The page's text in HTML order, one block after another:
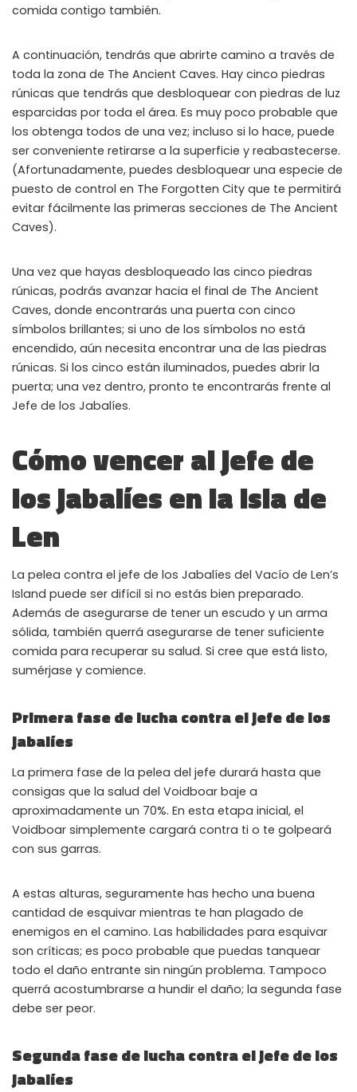
Steam Games Giveaways
Zero Ads • Zero Spam
No promotions, no junk — just pure gaming content
Instant Telegram Delivery
Everything arrives directly — faster than websites or email
Members-Only Content
Exclusive guides & secrets never published anywhere else
Global Community
Join gamers worldwide and get real-time alerts
comida contigo también.
A continuación, tendrás que abrirte camino a través de
toda la zona de The Ancient Caves. Hay cinco piedras
rúnicas que tendrás que desbloquear con piedras de luz
esparcidas por toda el área. Es muy poco probable que
los obtenga todos de una vez; incluso si lo hace, puede
ser conveniente retirarse a la superficie y reabastecerse.
(Afortunadamente, puedes desbloquear una especie de
puesto de control en The Forgotten City que te permitirá
evitar fácilmente las primeras secciones de The Ancient
Caves).
Una vez que hayas desbloqueado las cinco piedras
rúnicas, podrás avanzar hacia el final de The Ancient
Caves, donde encontrarás una puerta con cinco
símbolos brillantes; si uno de los símbolos no está
encendido, aún necesita encontrar una de las piedras
rúnicas. Si los cinco están iluminados, puedes abrir la
puerta; una vez dentro, pronto te encontrarás frente al
Jefe de los Jabalíes.
Cómo vencer al jefe de
los jabalíes en la isla de
Len
La pelea contra el jefe de los Jabalíes del Vacío de Len’s
Island puede ser difícil si no estás bien preparado.
Además de asegurarse de tener un escudo y un arma
sólida, también querrá asegurarse de tener suficiente
comida para recuperar su salud. Si cree que está listo,
sumérjase y comience.
Primera fase de lucha contra el jefe de los
jabalíes
La primera fase de la pelea del jefe durará hasta que
consigas que la salud del Voidboar baje a
aproximadamente un 70%. En esta etapa inicial, el
Voidboar simplemente cargará contra ti o te golpeará
con sus garras.
A estas alturas, seguramente has hecho una buena
cantidad de esquivar mientras te han plagado de
enemigos en el camino. Las habilidades para esquivar
son críticas; es poco probable que puedas tanquear
todo el daño entrante sin ningún problema. Tampoco
querrá acostumbrarse a hundir el daño; la segunda fase
debe ser peor.
Segunda fase de lucha contra el jefe de los
jabalíes